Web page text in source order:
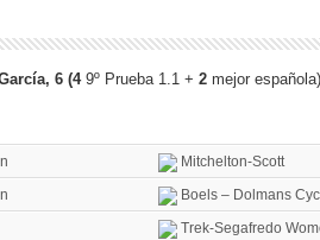
6 (49º Prueba 1.1 + 2 mejor
Mitchelton-Scott
Boels – Dolmans
Trek-Segafredo